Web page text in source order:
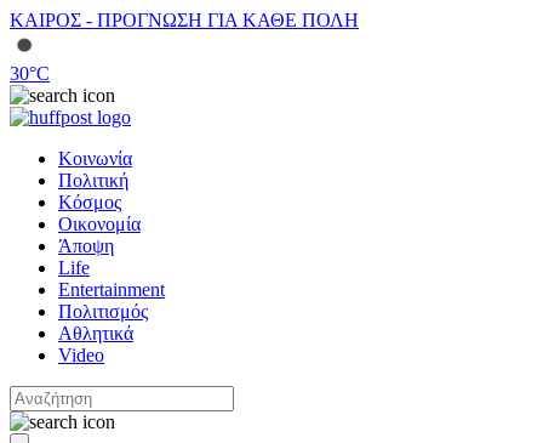
ΚΑΙΡΟΣ - ΠΡΟΓΝΩΣΗ ΓΙΑ ΚΑΘΕ ΠΟΛΗ
30°C
Κοινωνία
Πολιτική
Κόσμος
Οικονομία
Άποψη
Life
Entertainment
Πολιτισμός
Αθλητικά
Video